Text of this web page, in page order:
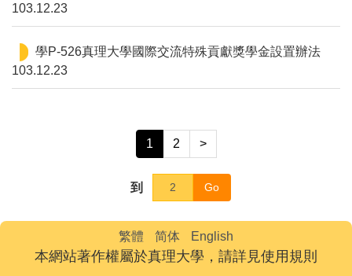
103.12.23
學P-526真理大學國際交流特殊貢獻獎學金設置辦法
103.12.23
1 2 >
到 Go
繁體 简体 English
本網站著作權屬於真理大學，請詳見使用規則